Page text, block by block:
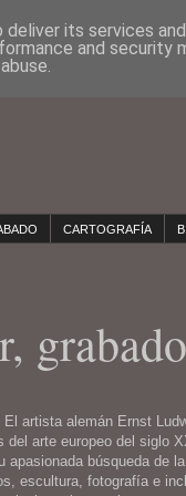
CARTOGRAFÍA
El artista alemán Ernst
del arte europeo del siglo
apasionada búsqueda de
escultura, fotografía e
its services
and